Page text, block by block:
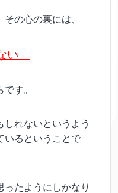
の心の裏には、
い」
す。
れないというよう
いるということで
たようにしかなり